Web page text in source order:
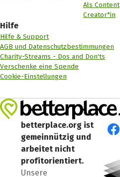
Als Content
Creator*in
Hilfe
Hilfe & Support
AGB und Datenschutzbestimmungen
Charity-Streams - Dos and Don'ts
Verschenke eine Spende
Cookie-Einstellungen
betterplace.org ist
gemeinnützig und
arbeitet nicht
profitorientiert.
Unsere